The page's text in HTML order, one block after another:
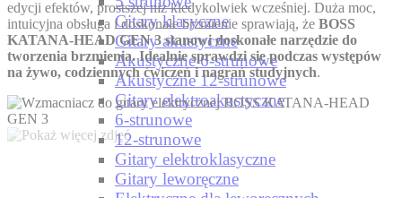
Gitary klasyczne
Gitary akustyczne
Akustyczne 6-strunowe
Akustyczne 12-strunowe
Gitary elektroakustyczne
6-strunowe
12-strunowe
Gitary elektroklasyczne
Gitary leworęczne
edycji efektów, prostszej niż kiedykolwiek wcześniej. Duża moc,
intuicyjna obsługa i doskonałe brzmienie sprawiają, że BOSS
KATANA-HEAD GEN 3 stanowi doskonałe narzędzie do
tworzenia brzmienia. Idealnie sprawdzi się podczas występów
na żywo, codziennych ćwiczeń i nagrań studyjnych.